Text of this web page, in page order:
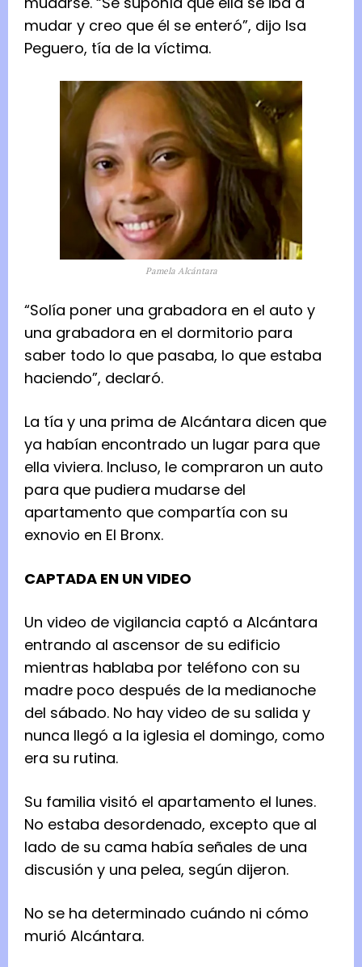
mudar y creo que él se enteró”, dijo Isa
Peguero, tía de la víctima.
Pamela Alcántara
“Solía ​​poner una grabadora en el auto y
una grabadora en el dormitorio para
saber todo lo que pasaba, lo que estaba
haciendo”, declaró.
La tía y una prima de Alcántara dicen que
ya habían encontrado un lugar para que
ella viviera. Incluso, le compraron un auto
para que pudiera mudarse del
apartamento que compartía con su
exnovio en El Bronx.
CAPTADA EN UN VIDEO
Un video de vigilancia captó a Alcántara
entrando al ascensor de su edificio
mientras hablaba por teléfono con su
madre poco después de la medianoche
del sábado. No hay video de su salida y
nunca llegó a la iglesia el domingo, como
era su rutina.
Su familia visitó el apartamento el lunes.
No estaba desordenado, excepto que al
lado de su cama había señales de una
discusión y una pelea, según dijeron.
No se ha determinado cuándo ni cómo
murió Alcántara.